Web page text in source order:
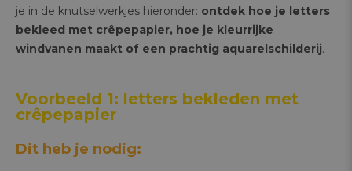
je in de knutselwerkjes hieronder: ontdek hoe je letters
bekleed met crêpepapier, hoe je kleurrijke
windvanen maakt of een prachtig aquarelschilderij.
Voorbeeld 1: letters bekleden met
crêpepapier
Dit heb je nodig: